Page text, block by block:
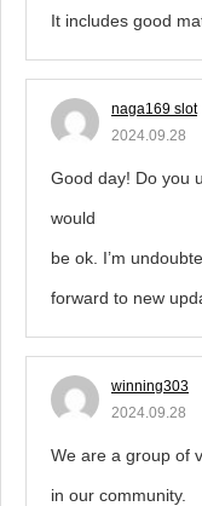
It includes good
naga169 slot
2024.09.28
Good day! Do you
would
be ok. I’m
forward to new
winning303
2024.09.28
We are a group of
in our community.